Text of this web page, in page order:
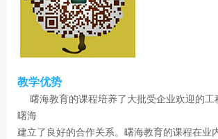
教学优势
曙海教育的课程培养了大批受企业欢迎的工
曙海
建立了良好的合作关系。曙海教育的课程在业